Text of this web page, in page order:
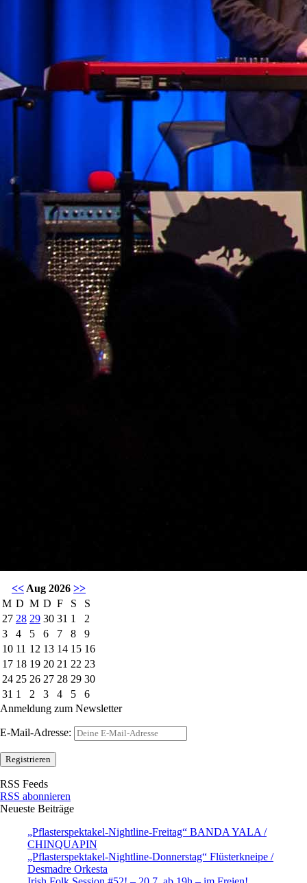
<< Aug 2026 >>
M D M D F S
S
27 28 29 30 31 1
2
3
4 5 6 7 8
9
10 11 12 13 14 15 16
17 18 19 20 21 22 23
24 25 26 27 28 29 30
31 1 2 3 4 5
6
Anmeldung zum Newsletter
E-Mail-Adresse:
RSS Feeds
RSS abonnieren
Neueste Beiträge
„Pflasterspektakel-Nightline-Freitag“ BANDA YALA /
CHINQUAPIN
„Pflasterspektakel-Nightline-Donnerstag“ Flüsterkneipe /
Desmadre Orkesta